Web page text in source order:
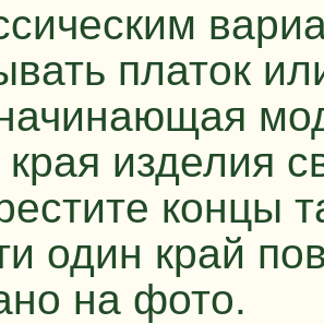
платок
изделия
концы
один край
на фото.